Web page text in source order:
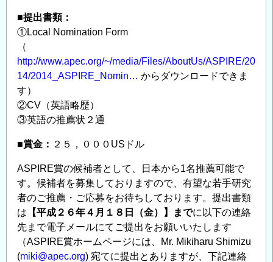
■提出書類：
①Local Nomination Form
（
http://www.apec.org/~/media/Files/AboutUs/ASPIRE/20
14/2014_ASPIRE_Nomin… からダウンロードできま
す）
②CV（英語略歴）
③英語の推薦状２通
■賞金： ２５，０００USドル
ASPIRE賞の候補者として、日本から1名推薦可能で
す。候補者を募集しておりますので、有望な若手研究
者のご推薦・ご応募をお待ちしております。提出書類
は 【平成２６年４月１８日（金）】までに以下の連絡
先まで電子メールにてご提出をお願いいたします
（ASPIRE賞ホームページには、Mr. Mikiharu Shimizu
(miki@apec.org) 宛てに提出とありますが、下記連絡